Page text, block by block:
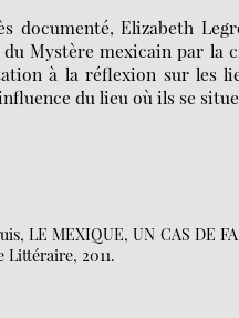
documenté, Elizabeth
Mystère mexicain par
à la réflexion sur les
du lieu où ils se
LE MEXIQUE, UN CAS DE
Littéraire, 2011.